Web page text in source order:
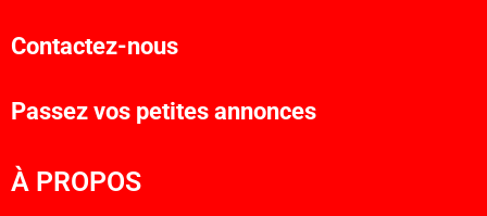
Contactez-nous
Passez vos petites annonces
À PROPOS